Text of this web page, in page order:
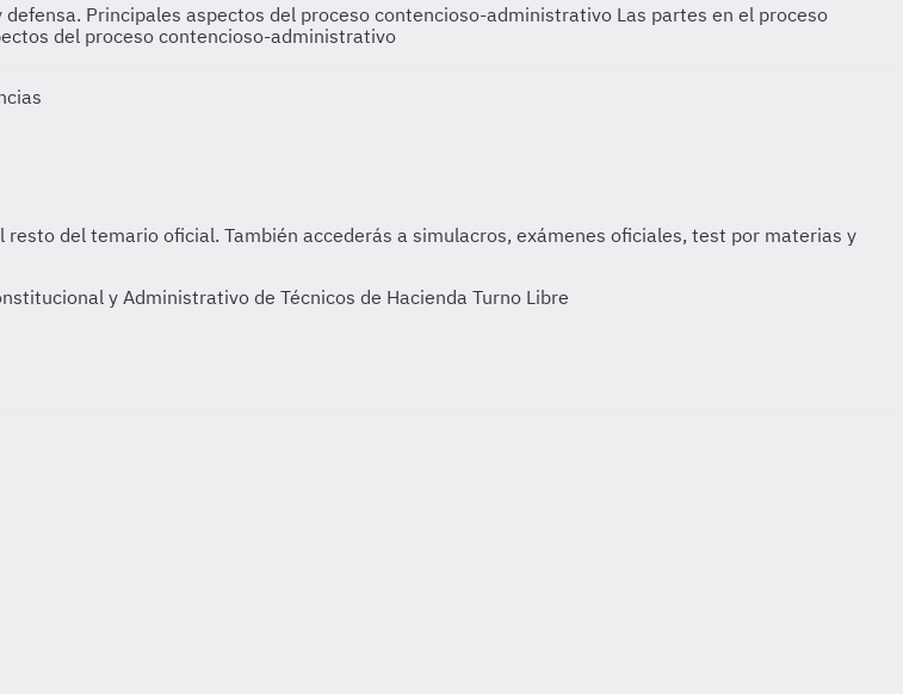
Principales aspectos del proceso contencioso-administrativo Las partes en el proceso
del proceso contencioso-administrativo
y Administrativo de Técnicos de Hacienda Turno Libre